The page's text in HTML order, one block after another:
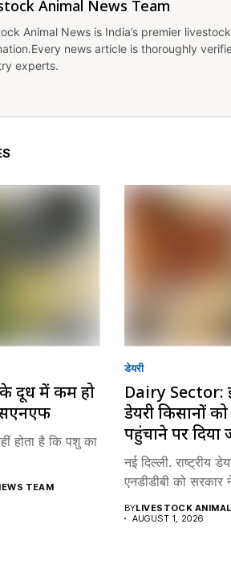
Animal News Team
Animal News is India’s premier
news article is thoroughly
experts.
के दूध में कम हो
होता है कि पशु का
TEAM
डेयरी
Dairy Sector:
डेयरी किसानों
पहुंचाने पर दिया
नई दिल्ली. राष्ट्रीय
एनडीडीबी को सरकार
BYLIVESTOCK
AUGUST 1, 2026